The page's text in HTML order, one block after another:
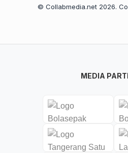
© Collabmedia.net 2026.
MEDIA